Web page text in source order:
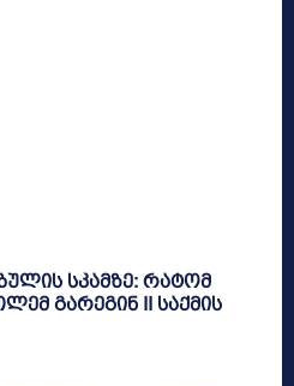
სკამზე: რატომ
გარეგინ II საქმის